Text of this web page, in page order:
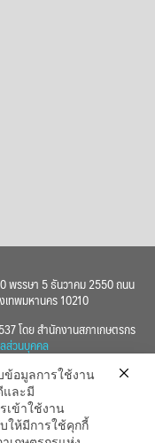
พรรษา 5 ธันวาคม 2550 ถนน
ทพมหานคร 10210
โดย สำนักงานสภาเกษตรกร
ส่วนบุคคล
ข้อมูลการใช้งาน
และมี
เข้าใช้งาน
ให้มีการใช้คุกกี้